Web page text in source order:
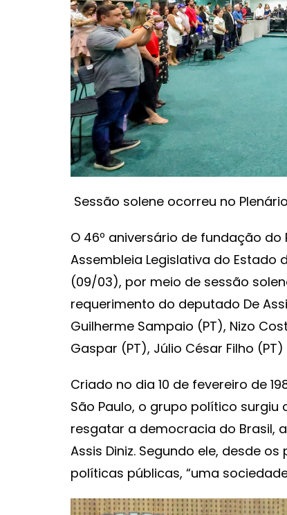
Sessão solene ocorreu no
O 46º aniversário de fundação
Assembleia Legislativa do
(09/03), por meio de sessão
requerimento do deputado De
Guilherme Sampaio (PT), Nizo
Gaspar (PT), Júlio César Filho
Criado no dia 10 de fevereiro de
São Paulo, o grupo político
resgatar a democracia do Brasil,
Assis Diniz. Segundo ele, desde
políticas públicas, “uma